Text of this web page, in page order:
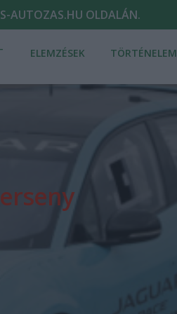
AUTOZAS.HU OLDALÁN.
ELEMZÉSEK TÖRTÉNELEM